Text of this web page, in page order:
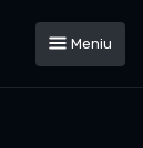
Meniu